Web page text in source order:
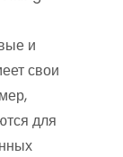
и
свои
для